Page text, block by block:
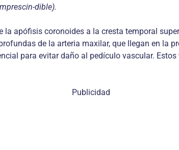
dible).
apófisis coronoides a la cresta temporal
de la arteria maxilar, que llegan en la
para evitar daño al pedículo vascular.
Publicidad